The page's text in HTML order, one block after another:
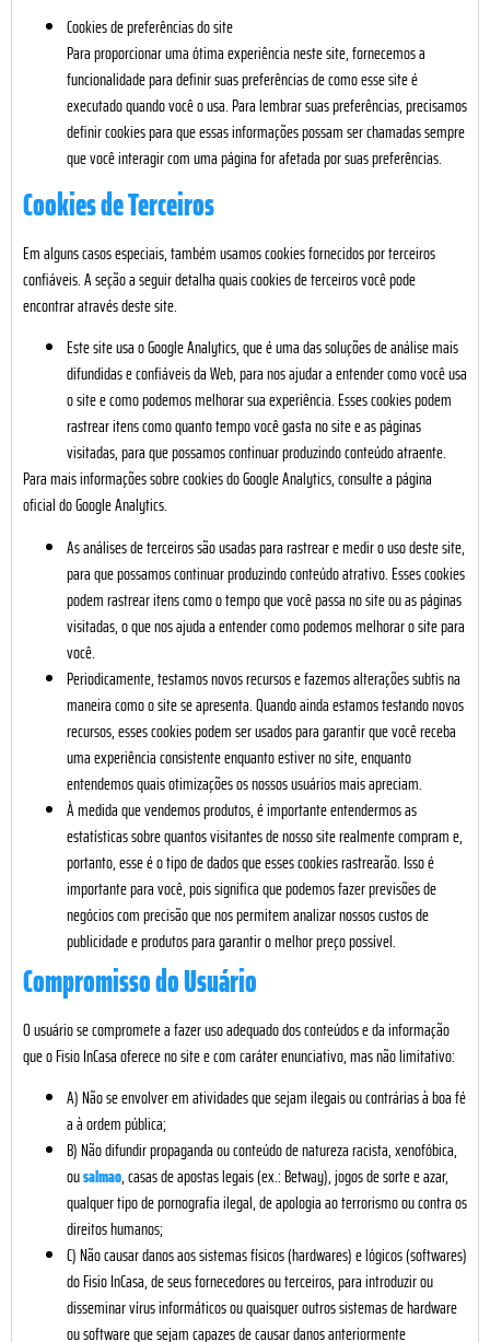
Cookies de preferências do site
Para proporcionar uma ótima experiência neste site, fornecemos a
funcionalidade para definir suas preferências de como esse site é
executado quando você o usa. Para lembrar suas preferências, precisamos
definir cookies para que essas informações possam ser chamadas sempre
que você interagir com uma página for afetada por suas preferências.
Cookies de Terceiros
Em alguns casos especiais, também usamos cookies fornecidos por terceiros
confiáveis. A seção a seguir detalha quais cookies de terceiros você pode
encontrar através deste site.
Este site usa o Google Analytics, que é uma das soluções de análise mais
difundidas e confiáveis da Web, para nos ajudar a entender como você usa
o site e como podemos melhorar sua experiência. Esses cookies podem
rastrear itens como quanto tempo você gasta no site e as páginas
visitadas, para que possamos continuar produzindo conteúdo atraente.
Para mais informações sobre cookies do Google Analytics, consulte a página
oficial do Google Analytics.
As análises de terceiros são usadas para rastrear e medir o uso deste site,
para que possamos continuar produzindo conteúdo atrativo. Esses cookies
podem rastrear itens como o tempo que você passa no site ou as páginas
visitadas, o que nos ajuda a entender como podemos melhorar o site para
você.
Periodicamente, testamos novos recursos e fazemos alterações subtis na
maneira como o site se apresenta. Quando ainda estamos testando novos
recursos, esses cookies podem ser usados para garantir que você receba
uma experiência consistente enquanto estiver no site, enquanto
entendemos quais otimizações os nossos usuários mais apreciam.
À medida que vendemos produtos, é importante entendermos as
estatísticas sobre quantos visitantes de nosso site realmente compram e,
portanto, esse é o tipo de dados que esses cookies rastrearão. Isso é
importante para você, pois significa que podemos fazer previsões de
negócios com precisão que nos permitem analizar nossos custos de
publicidade e produtos para garantir o melhor preço possível.
Compromisso do Usuário
O usuário se compromete a fazer uso adequado dos conteúdos e da informação
que o Fisio InCasa oferece no site e com caráter enunciativo, mas não limitativo:
A) Não se envolver em atividades que sejam ilegais ou contrárias à boa fé
a à ordem pública;
B) Não difundir propaganda ou conteúdo de natureza racista, xenofóbica,
ousalmao, casas de apostas legais (ex.: Betway), jogos de sorte e azar,
qualquer tipo de pornografia ilegal, de apologia ao terrorismo ou contra os
direitos humanos;
C) Não causar danos aos sistemas físicos (hardwares) e lógicos (softwares)
do Fisio InCasa, de seus fornecedores ou terceiros, para introduzir ou
disseminar vírus informáticos ou quaisquer outros sistemas de hardware
ou software que sejam capazes de causar danos anteriormente